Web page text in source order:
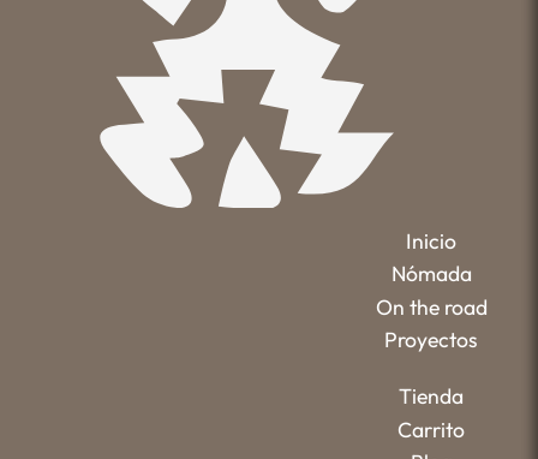
Inicio
Nómada
On the road
Proyectos
Tienda
Carrito